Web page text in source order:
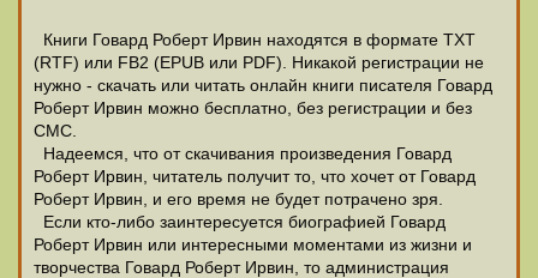
Книги Говард Роберт Ирвин находятся в формате ТХТ
(RTF) или FB2 (EPUB или PDF). Никакой регистрации не
нужно - скачать или читать онлайн книги писателя Говард
Роберт Ирвин можно бесплатно, без регистрации и без
СМС.
Надеемся, что от скачивания произведения Говард
Роберт Ирвин, читатель получит то, что хочет от Говард
Роберт Ирвин, и его время не будет потрачено зря.
Если кто-либо заинтересуется биографией Говард
Роберт Ирвин или интересными моментами из жизни и
творчества Говард Роберт Ирвин, то администрация